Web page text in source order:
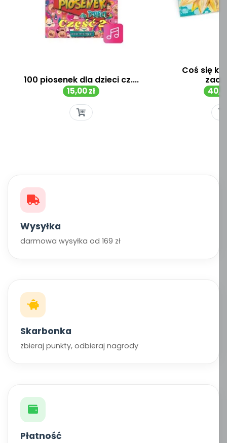
100 piosenek dla dzieci cz....
Cena
15,00 zł
Coś się
Wysyłka
darmowa wysyłka od 169 zł
Skarbonka
zbieraj punkty, odbieraj nagrody
Płatność